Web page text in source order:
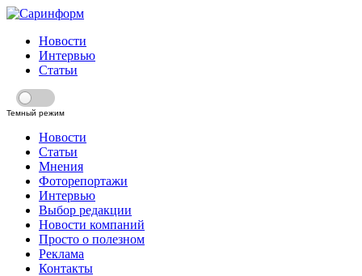
Новости
Интервью
Статьи
Темный режим
Новости
Статьи
Мнения
Фоторепортажи
Интервью
Выбор редакции
Новости компаний
Просто о полезном
Реклама
Контакты